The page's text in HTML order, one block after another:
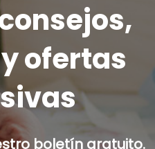
ofertas
boletín gratuito.